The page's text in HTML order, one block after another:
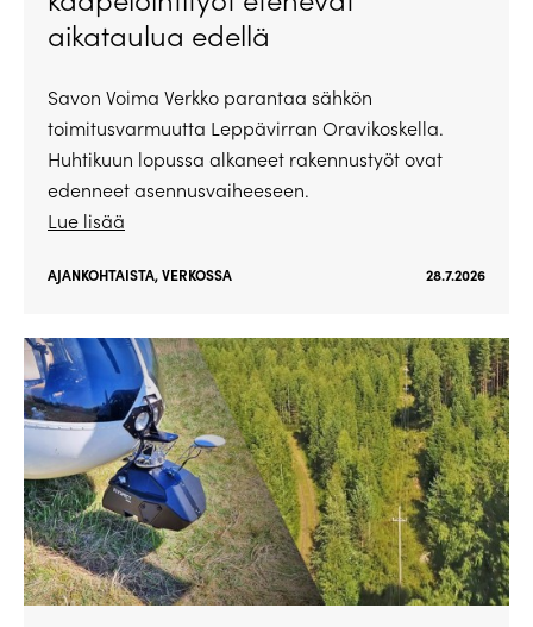
aikataulua edellä
Savon Voima Verkko parantaa sähkön
toimitusvarmuutta Leppävirran Oravikoskella.
Huhtikuun lopussa alkaneet rakennustyöt ovat
edenneet asennusvaiheeseen.
Lue lisää
AJANKOHTAISTA,VERKOSSA 28.7.2026